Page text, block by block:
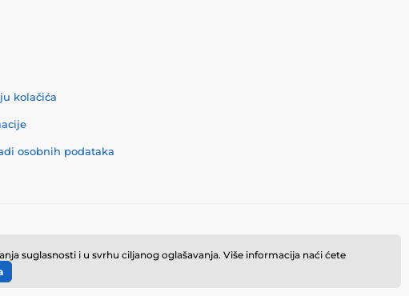
kolačića
osobnih podataka
suglasnosti i u svrhu ciljanog oglašavanja. Više informacija naći ćete